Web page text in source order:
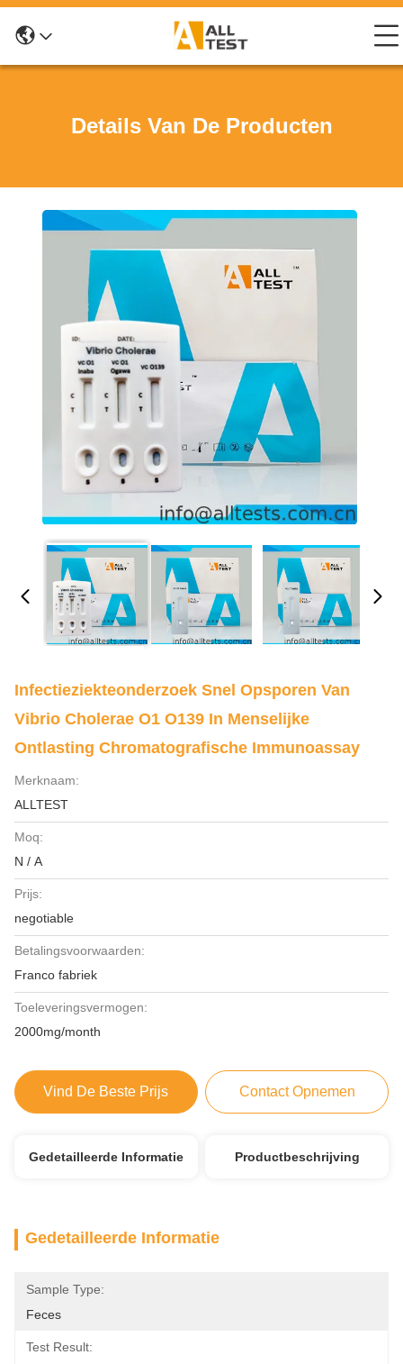
Details Van De Producten
Infectieziekteonderzoek Snel Opsporen Van
Vibrio Cholerae O1 O139 In Menselijke
Ontlasting Chromatografische Immunoassay
Merknaam:
ALLTEST
Moq:
N / A
Prijs:
negotiable
Betalingsvoorwaarden:
Franco fabriek
Toeleveringsvermogen:
2000mg/month
Vind De Beste Prijs Contact Opnemen
Gedetailleerde Informatie Productbeschrijving
Gedetailleerde Informatie
Sample Type:
Feces
Test Result: